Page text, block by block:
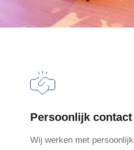
Persoonlijk contact
Wij werken met persoonlijk